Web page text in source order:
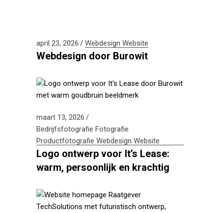
april 23, 2026 Webdesign Website
Webdesign door Burowit
maart 13, 2026
Bedrijfsfotografie Fotografie
Productfotografie Webdesign Website
Logo ontwerp voor It’s Lease:
warm, persoonlijk en krachtig